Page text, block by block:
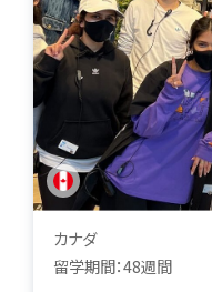
カナダ
留学期間：48週間